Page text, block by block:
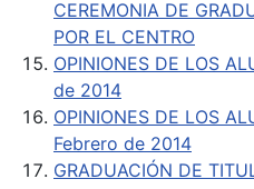
CEREMONIA DE
POR EL CENTRO
OPINIONES DE LOS
de 2014
OPINIONES DE LOS
Febrero de 2014
GRADUACIÓN DE